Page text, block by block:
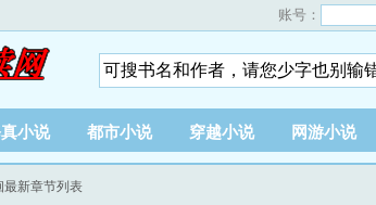
账号：
小说 都市小说 穿越小说 网游小说
最新章节列表